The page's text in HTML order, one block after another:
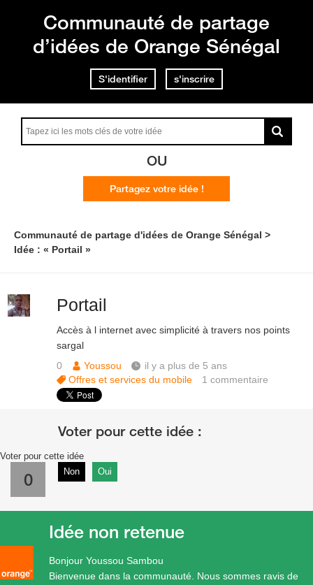
Communauté de partage
d’idées de Orange Sénégal
S'identifier s'inscrire
OU
Partagez votre idée !
Communauté de partage d'idées de Orange Sénégal
Idée : « Portail »
Portail
Accès à l internet avec simplicité à travers nos points
sargal
0
Youssou
il y a plus de 5 ans
Offres et services du mobile
1commentaire
Voter pour cette idée
0 Non Oui
Bonjour Youssou Sambou
Bienvenue dans la communauté. Nous sommes ravis de
Idée non retenue